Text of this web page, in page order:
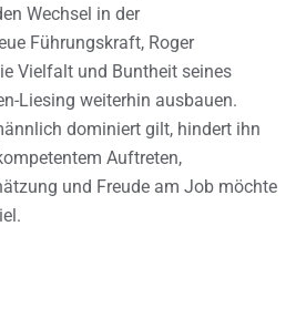
Wechsel in der
Führungskraft, Roger
Vielfalt und Buntheit seines
Liesing weiterhin ausbauen.
dominiert gilt, hindert ihn
Auftreten,
und Freude am Job möchte